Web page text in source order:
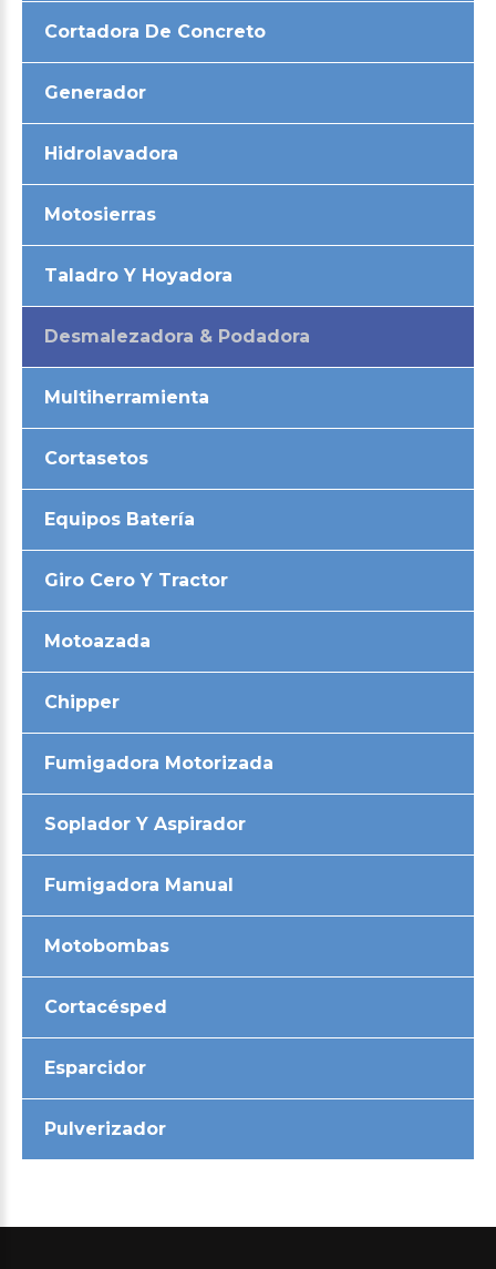
Cortadora De Concreto
Generador
Hidrolavadora
Motosierras
Taladro Y Hoyadora
Desmalezadora & Podadora
Multiherramienta
Cortasetos
Equipos Batería
Giro Cero Y Tractor
Motoazada
Chipper
Fumigadora Motorizada
Soplador Y Aspirador
Fumigadora Manual
Motobombas
Cortacésped
Esparcidor
Pulverizador